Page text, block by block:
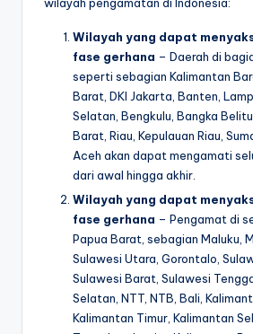
Wilayah yang dapat
fase gerhana – Daerah di
seperti sebagian Kalimantan
Barat, DKI Jakarta, Banten,
Selatan, Bengkulu, Bangka
Barat, Riau, Kepulauan Riau,
Aceh akan dapat mengamati
dari awal hingga akhir.
Wilayah yang dapat
fase gerhana – Pengamat di
Papua Barat, sebagian Maluku,
Sulawesi Utara, Gorontalo,
Sulawesi Barat, Sulawesi
Selatan, NTT, NTB, Bali,
Kalimantan Timur, Kalimantan